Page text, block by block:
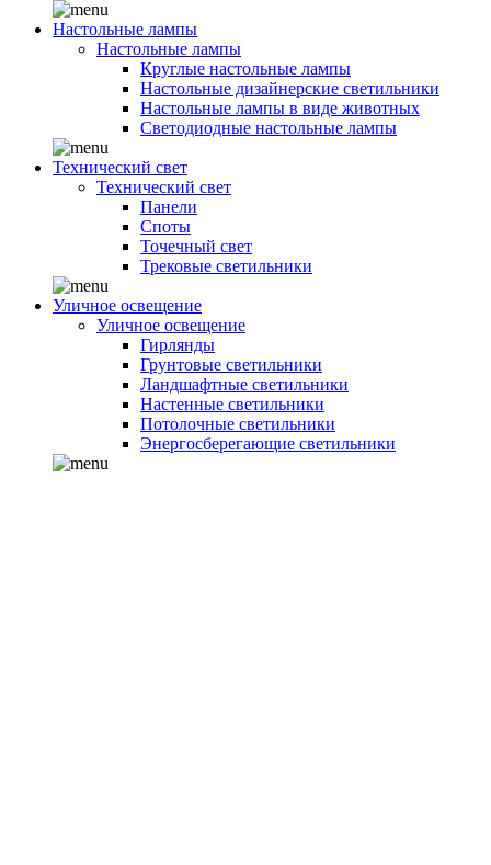
Настольные лампы
Настольные лампы
Круглые настольные лампы
Настольные дизайнерские светильники
Настольные лампы в виде животных
Светодиодные настольные лампы
Технический свет
Технический свет
Панели
Споты
Точечный свет
Трековые светильники
Уличное освещение
Уличное освещение
Гирлянды
Грунтовые светильники
Ландшафтные светильники
Настенные светильники
Потолочные светильники
Энергосберегающие светильники